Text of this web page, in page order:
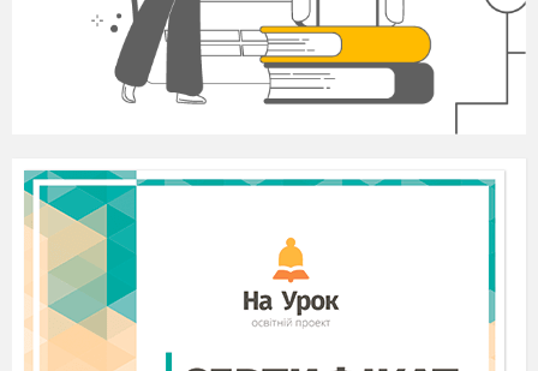
3.2. Проблеми інтеграції.
3.3. Досвід використання
ігрових технологій на уроках інформатики.
нетрадиційних форм навчання.
3.5. Дидактичні ігри.
4. Висновок.